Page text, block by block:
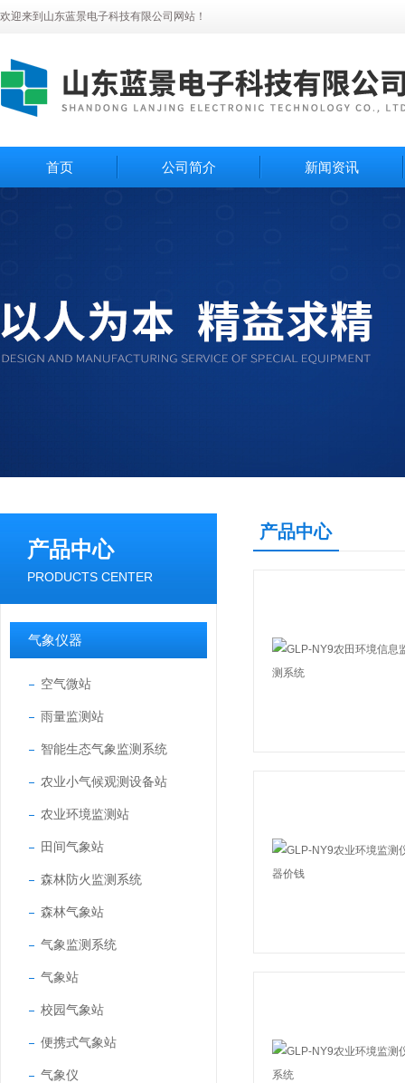
欢迎来到山东蓝景电子科技有限公司网站！
首页 公司简介 新闻资讯
产品中心
PRODUCTS CENTER
气象仪器
空气微站
雨量监测站
智能生态气象监测系统
农业小气候观测设备站
农业环境监测站
田间气象站
森林防火监测系统
森林气象站
气象监测系统
气象站
校园气象站
便携式气象站
气象仪
产品中心